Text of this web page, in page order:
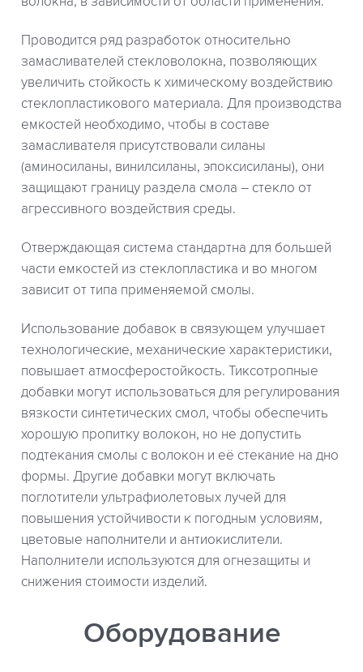
Проводится ряд разработок относительно
замасливателей стекловолокна, позволяющих
увеличить стойкость к химическому воздействию
стеклопластикового материала. Для производства
емкостей необходимо, чтобы в составе
замасливателя присутствовали силаны
(аминосиланы, винилсиланы, эпоксисиланы), они
защищают границу раздела смола – стекло от
агрессивного воздействия среды.
Отверждающая система стандартна для большей
части емкостей из стеклопластика и во многом
зависит от типа применяемой cмолы.
Использование добавок в связующем улучшает
технологические, механические характеристики,
повышает атмосферостойкость. Тиксотропные
добавки могут использоваться для регулирования
вязкости синтетических смол, чтобы обеспечить
хорошую пропитку волокон, но не допустить
подтекания смолы с волокон и её стекание на дно
формы. Другие добавки могут включать
поглотители ультрафиолетовых лучей для
повышения устойчивости к погодным условиям,
цветовые наполнители и антиокислители.
Наполнители используются для огнезащиты и
снижения стоимости изделий.
Оборудование